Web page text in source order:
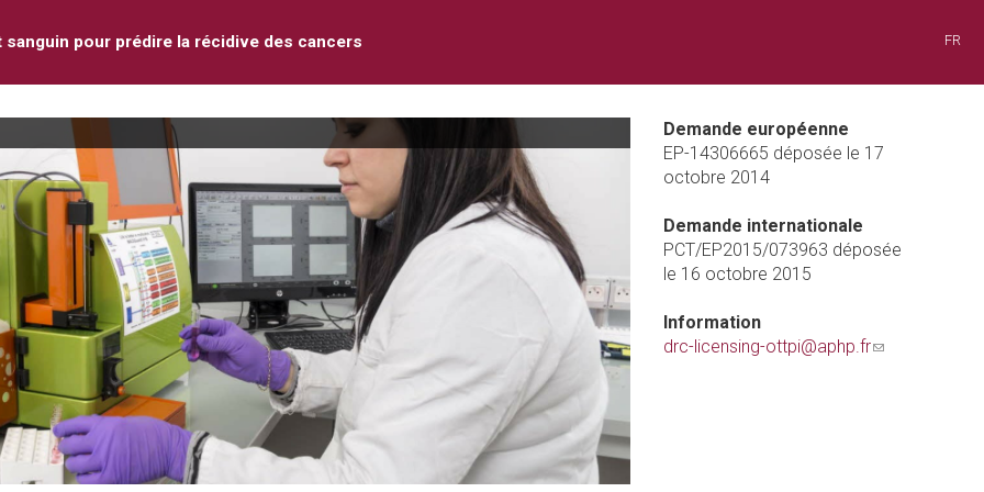
sanguin pour prédire la récidive des cancers FR
Demande européenne
EP-14306665 déposée le 17
octobre 2014
Demande internationale
PCT/EP2015/073963 déposée
le 16 octobre 2015
Information
drc-licensing-ottpi@aphp.fr(link